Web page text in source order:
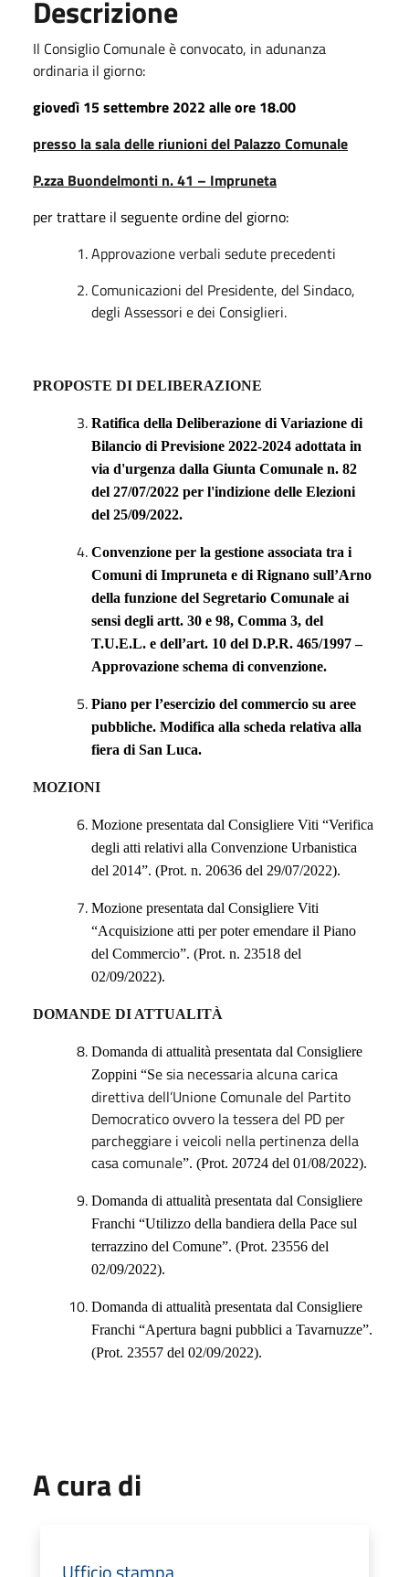
Descrizione
Il Consiglio Comunale è convocato, in adunanza
ordinaria il giorno:
giovedì 15 settembre 2022 alle ore 18.00
presso la sala delle riunioni del Palazzo Comunale
P.zza Buondelmonti n. 41 – Impruneta
pertrattare il seguente ordine del giorno:
Approvazione verbali sedute precedenti
Comunicazioni del Presidente, del Sindaco,
degli Assessori e dei Consiglieri.
PROPOSTE DI DELIBERAZIONE
Ratifica della Deliberazione di Variazione di
Bilancio di Previsione 2022-2024 adottata in
via d'urgenza dalla Giunta Comunale n. 82
del 27/07/2022 per l'indizione delle Elezioni
del 25/09/2022.
Convenzione per la gestione associata tra i
Comuni di Impruneta e di Rignano sull’Arno
della funzione del Segretario Comunale ai
sensi degli artt. 30 e 98, Comma 3, del
T.U.E.L. e dell’art. 10 del D.P.R. 465/1997 –
Approvazione schema di convenzione.
Piano per l’esercizio del commercio su aree
pubbliche. Modifica alla scheda relativa alla
fiera di San Luca.
MOZIONI
Mozione presentata dal Consigliere Viti “Verifica
degli atti relativi alla Convenzione Urbanistica
del 2014”. (Prot. n. 20636 del 29/07/2022).
Mozione presentata dal Consigliere Viti
“Acquisizione atti per poter emendare il Piano
del Commercio”. (Prot. n. 23518 del
02/09/2022).
DOMANDE DI ATTUALITÀ
Domanda di attualità presentata dal Consigliere
Zoppini “Se sia necessaria alcuna carica
direttiva dell’Unione Comunale del Partito
Democratico ovvero la tessera del PD per
parcheggiare i veicoli nella pertinenza della
casa comunale”. (Prot. 20724 del 01/08/2022).
Domanda di attualità presentata dal Consigliere
Franchi “Utilizzo della bandiera della Pace sul
terrazzino del Comune”. (Prot. 23556 del
02/09/2022).
Domanda di attualità presentata dal Consigliere
Franchi “Apertura bagni pubblici a Tavarnuzze”.
(Prot. 23557 del 02/09/2022).
A cura di